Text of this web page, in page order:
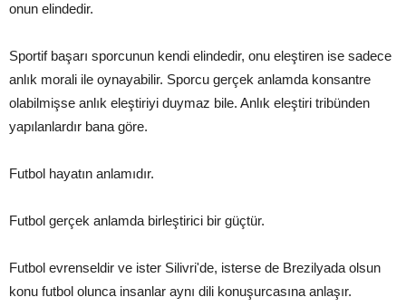
onun elindedir.
Sportif başarı sporcunun kendi elindedir, onu eleştiren ise sadece
anlık morali ile oynayabilir. Sporcu gerçek anlamda konsantre
olabilmişse anlık eleştiriyi duymaz bile. Anlık eleştiri tribünden
yapılanlardır bana göre.
Futbol hayatın anlamıdır.
Futbol gerçek anlamda birleştirici bir güçtür.
Futbol evrenseldir ve ister Silivri'de, isterse de Brezilyada olsun
konu futbol olunca insanlar aynı dili konuşurcasına anlaşır.